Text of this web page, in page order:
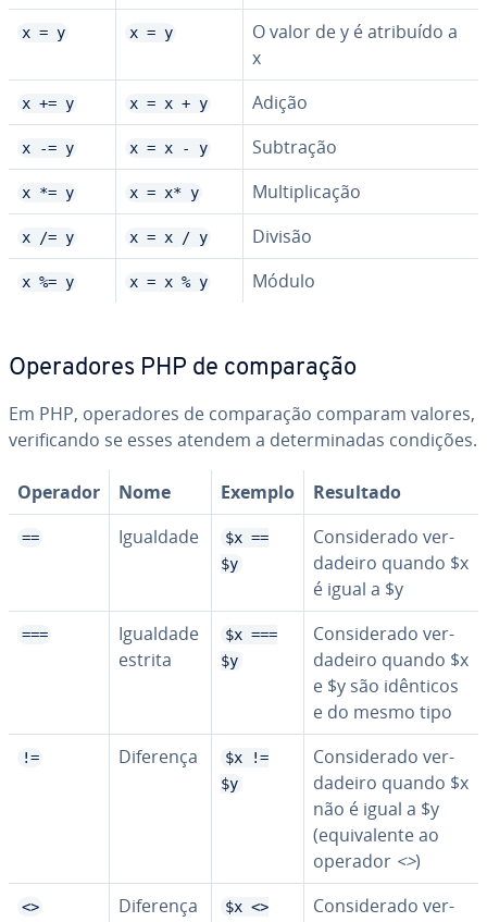
x = y x = y
O valor de y é atribuído a
x
x += y x = x + y Adição
x -= y x = x - y Subtração
x *= y x = x* y Mul­ti­pli­ca­ção
x /= y x = x / y Divisão
x %= y x = x % y Módulo
Ope­ra­do­res PHP de com­pa­ra­ção
Em PHP, ope­ra­do­res de com­pa­ra­ção comparam valores,
ve­ri­fi­cando se esses atendem a de­ter­mi­na­das condições.
Operador Nome Exemplo Resultado
== Igualdade
$x ==
$y
Con­si­de­rado ver­
da­deiro quando $x
é igual a $y
===
Igualdade
estrita
$x ===
$y
Con­si­de­rado ver­
da­deiro quando $x
e $y são idênticos
e do mesmo tipo
!= Diferença
$x !=
$y
Con­si­de­rado ver­
da­deiro quando $x
não é igual a $y
(equi­va­lente ao
operador <>)
<> Diferença $x <>
Con­si­de­rado ver­